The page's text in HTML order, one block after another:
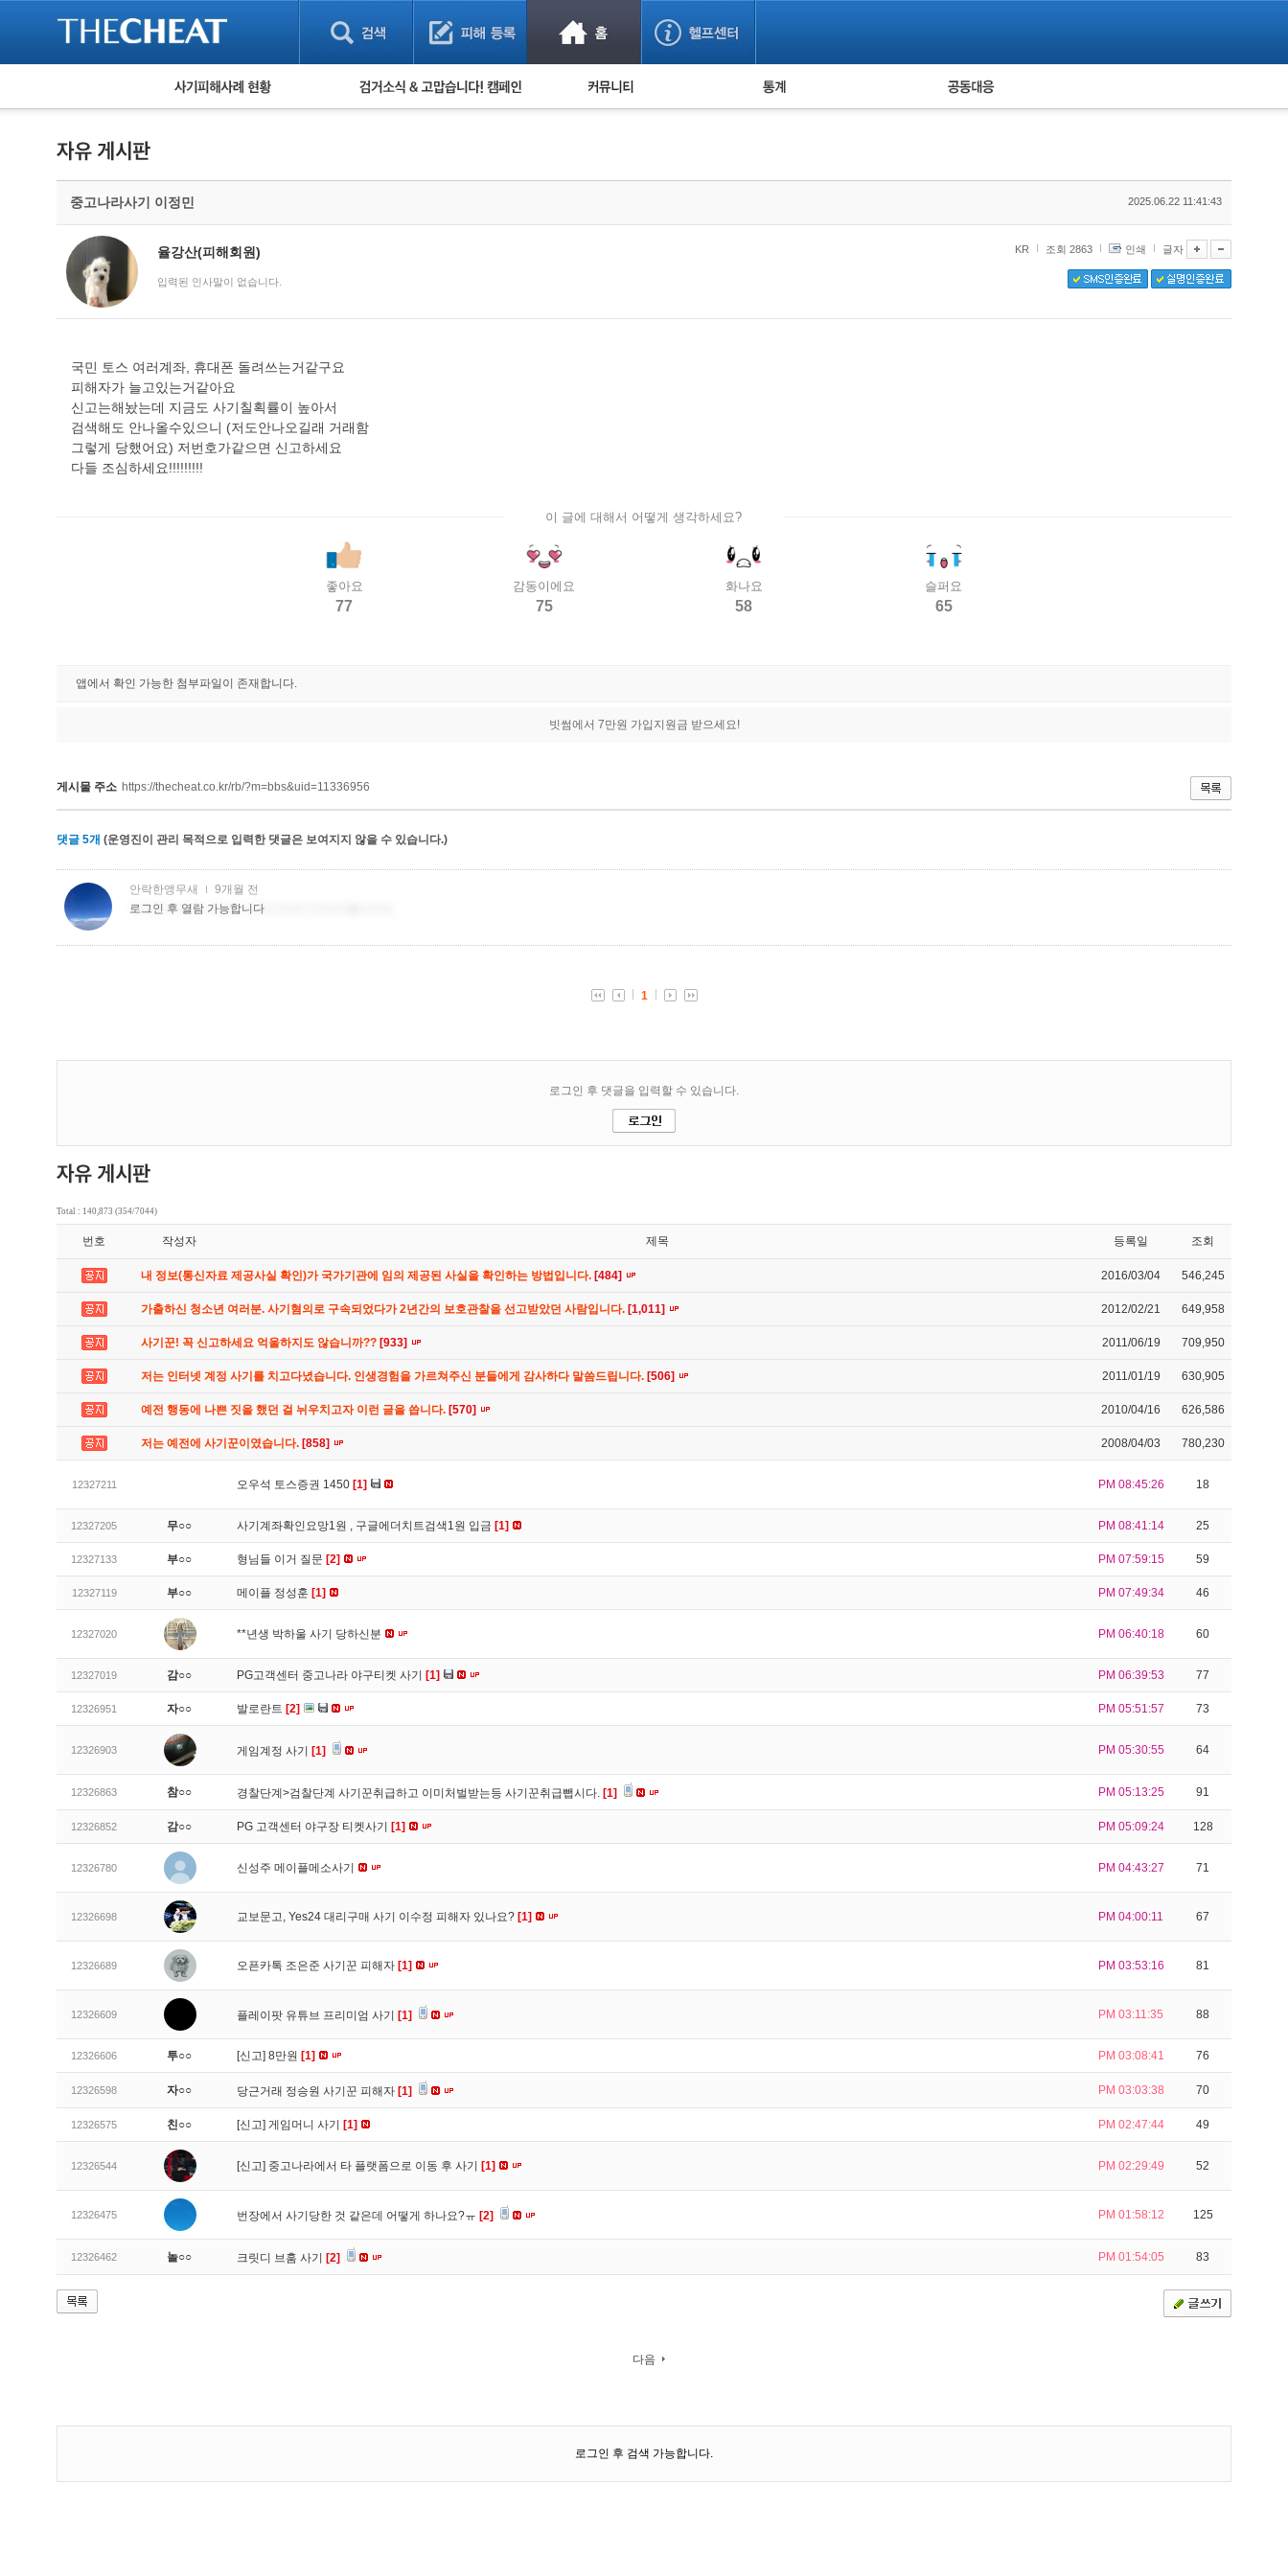
피해사례 현황
보이스피싱 피해사례
유해사이트 목록
비공개 피해사례
워킹홀리데이 피해사례
검거 소식 사기 예방했어요! 누적 피해사례 통계 피해자 공동대응
중고나라사기 이정민 2025.06.22 11:41:43
율강산(피해회원)
입력된 인사말이 없습니다.
KR 조회 2863 인쇄 글자
국민 토스 여러계좌, 휴대폰 돌려쓰는거같구요
피해자가 늘고있는거같아요
신고는해놨는데 지금도 사기칠획률이 높아서
검색해도 안나올수있으니 (저도안나오길래 거래함
그렇게 당했어요) 저번호가같으면 신고하세요
다들 조심하세요!!!!!!!!!
이 글에 대해서 어떻게 생각하세요?
좋아요
77
감동이에요
75
화나요
58
슬퍼요
65
앱에서 확인 가능한 첨부파일이 존재합니다.
빗썸에서 7만원 가입지원금 받으세요!
게시물 주소 https://thecheat.co.kr/rb/?m=bbs&uid=11336956
댓글 5개 (운영진이 관리 목적으로 입력한 댓글은 보여지지 않을 수 있습니다.)
Total : 140,873 (354/7044)
번호 작성자 제목 등록일 조회
내 정보(통신자료 제공사실 확인)가 국가기관에 임의 제공된 사실을 확인하는 방법입니다. [484] 2016/03/04 546,245
가출하신 청소년 여러분. 사기혐의로 구속되었다가 2년간의 보호관찰을 선고받았던 사람입니다. [1,011] 2012/02/21 649,958
사기꾼! 꼭 신고하세요 억울하지도 않습니까?? [933] 2011/06/19 709,950
저는 인터넷 계정 사기를 치고다녔습니다. 인생경험을 가르쳐주신 분들에게 감사하다 말씀드립니다. [506] 2011/01/19 630,905
예전 행동에 나쁜 짓을 했던 걸 뉘우치고자 이런 글을 씁니다. [570] 2010/04/16 626,586
저는 예전에 사기꾼이였습니다. [858] 2008/04/03 780,230
12327211 오우석 토스증권 1450 [1] PM 08:45:26 18
12327205 무○○ 사기계좌확인요망1원 , 구글에더치트검색1원 입금 [1] PM 08:41:14 25
12327133 부○○ 형님들 이거 질문 [2] PM 07:59:15 59
12327119 부○○ 메이플 정성훈 [1] PM 07:49:34 46
12327020 **년생 박하울 사기 당하신분 PM 06:40:18 60
12327019 감○○ PG고객센터 중고나라 야구티켓 사기 [1] PM 06:39:53 77
12326951 자○○ 발로란트 [2] PM 05:51:57 73
12326903 게임계정 사기 [1] PM 05:30:55 64
12326863 참○○ 경찰단계>검찰단계 사기꾼취급하고 이미처벌받는등 사기꾼취급뺍시다. [1] PM 05:13:25 91
12326852 감○○ PG 고객센터 야구장 티켓사기 [1] PM 05:09:24 128
12326780 신성주 메이플메소사기 PM 04:43:27 71
12326698 교보문고, Yes24 대리구매 사기 이수정 피해자 있나요? [1] PM 04:00:11 67
12326689 오픈카톡 조은준 사기꾼 피해자 [1] PM 03:53:16 81
12326609 플레이팟 유튜브 프리미엄 사기 [1] PM 03:11:35 88
12326606 투○○ [신고] 8만원 [1] PM 03:08:41 76
12326598 자○○ 당근거래 정승원 사기꾼 피해자 [1] PM 03:03:38 70
12326575 친○○ [신고] 게임머니 사기 [1] PM 02:47:44 49
12326544 [신고] 중고나라에서 타 플랫폼으로 이동 후 사기 [1] PM 02:29:49 52
12326475 번장에서 사기당한 것 같은데 어떻게 하나요?ㅠ [2] PM 01:58:12 125
12326462 놀○○ 크릿디 브훔 사기 [2] PM 01:54:05 83
다음
로그인 후 검색 가능합니다.